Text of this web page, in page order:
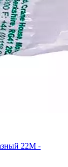
22М -